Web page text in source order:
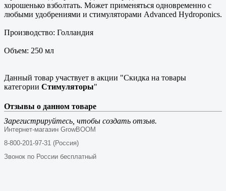
хорошенько взболтать. Может применяться одновременно с
любыми удобрениями и стимуляторами Advanced Hydroponics.
Производство: Голландия
Объем: 250 мл
Данный товар участвует в акции "Скидка на товары
категории Стимуляторы"
Отзывы о данном товаре
Зарегистрируйтесь, чтобы создать отзыв.
Интернет-магазин GrowBOOM
8-800-201-97-31 (Россия)
Звонок по России бесплатный